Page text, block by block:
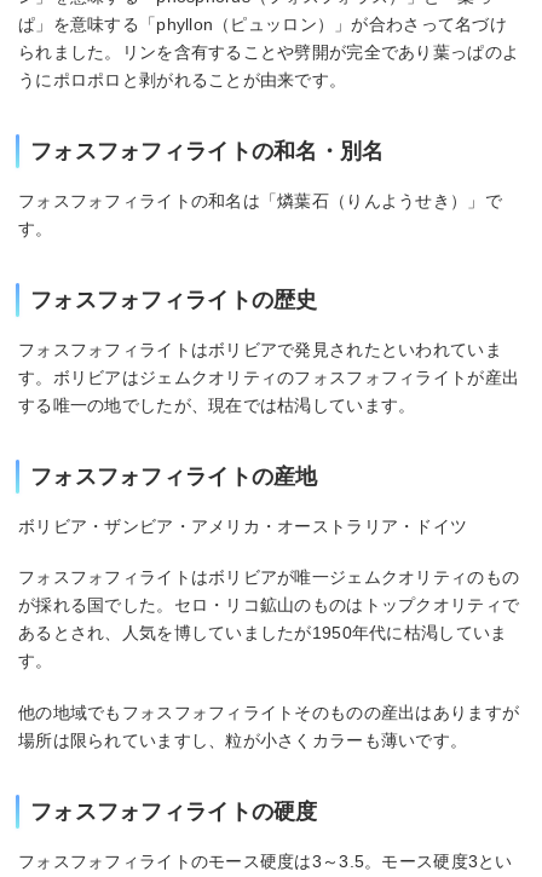
ぱ」を意味する「phyllon（ピュッロン）」が合わさって名づけ
られました。リンを含有することや劈開が完全であり葉っぱのよ
うにポロポロと剥がれることが由来です。
フォスフォフィライトの和名・別名
フォスフォフィライトの和名は「燐葉石（りんようせき）」で
す。
フォスフォフィライトの歴史
フォスフォフィライトはボリビアで発見されたといわれていま
す。ボリビアはジェムクオリティのフォスフォフィライトが産出
する唯一の地でしたが、現在では枯渇しています。
フォスフォフィライトの産地
ボリビア・ザンビア・アメリカ・オーストラリア・ドイツ
フォスフォフィライトはボリビアが唯一ジェムクオリティのもの
が採れる国でした。セロ・リコ鉱山のものはトップクオリティで
あるとされ、人気を博していましたが1950年代に枯渇していま
す。
他の地域でもフォスフォフィライトそのものの産出はありますが
場所は限られていますし、粒が小さくカラーも薄いです。
フォスフォフィライトの硬度
フォスフォフィライトのモース硬度は3～3.5。モース硬度3とい